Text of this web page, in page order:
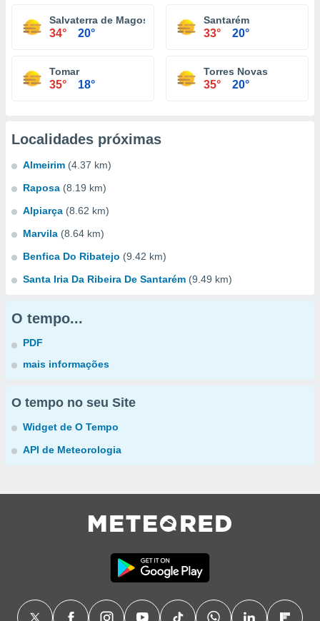
Salvaterra de Magos
34° 20°
Santarém
33° 20°
Tomar
35° 18°
Torres Novas
35° 20°
Localidades próximas
Almeirim (4.37 km)
Raposa (8.19 km)
Alpiarça (8.62 km)
Marvila (8.64 km)
Benfica Do Ribatejo (9.42 km)
Santa Iria Da Ribeira De Santarém (9.49 km)
O tempo...
PDF
mais informações
O tempo no seu Site
Widget de O Tempo
API de Meteorologia